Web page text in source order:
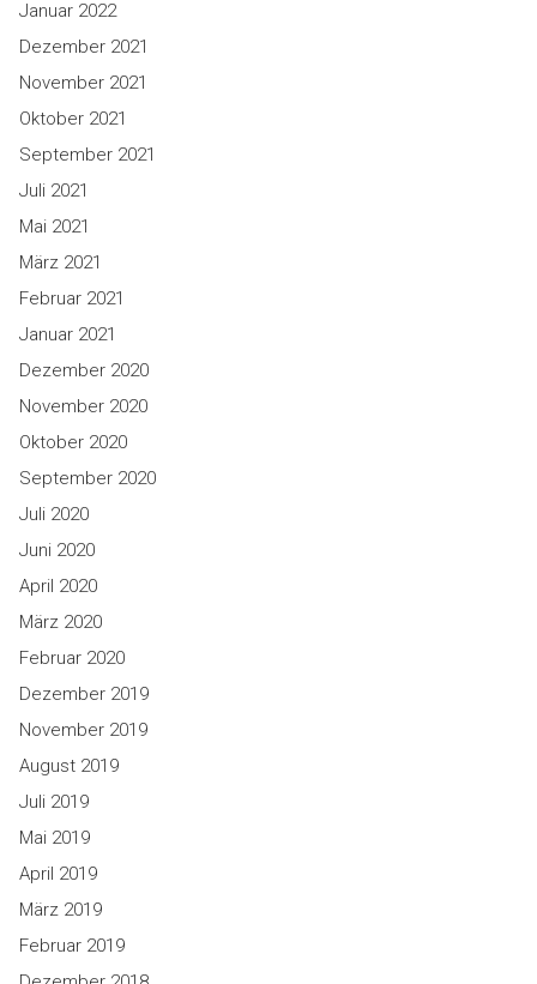
Januar 2022
Dezember 2021
November 2021
Oktober 2021
September 2021
Juli 2021
Mai 2021
März 2021
Februar 2021
Januar 2021
Dezember 2020
November 2020
Oktober 2020
September 2020
Juli 2020
Juni 2020
April 2020
März 2020
Februar 2020
Dezember 2019
November 2019
August 2019
Juli 2019
Mai 2019
April 2019
März 2019
Februar 2019